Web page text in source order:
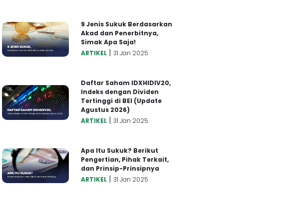
9 Jenis Sukuk Berdasarkan
Akad dan Penerbitnya,
Simak Apa Saja!
ARTIKEL |31 Jan 2025
Daftar Saham IDXHIDIV20,
Indeks dengan Dividen
Tertinggi di BEI (Update
Agustus 2026)
ARTIKEL |31 Jan 2025
Apa Itu Sukuk? Berikut
Pengertian, Pihak Terkait,
dan Prinsip-Prinsipnya
ARTIKEL |31 Jan 2025